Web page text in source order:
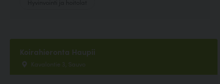
Koirahieronta Haupii
Kavalontie 3, Sauvo